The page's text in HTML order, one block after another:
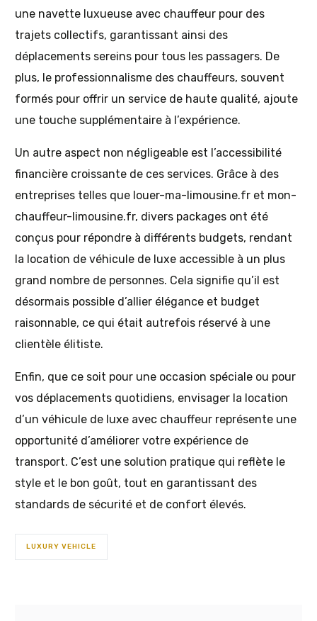
une navette luxueuse avec chauffeur pour des
trajets collectifs, garantissant ainsi des
déplacements sereins pour tous les passagers. De
plus, le professionnalisme des chauffeurs, souvent
formés pour offrir un service de haute qualité, ajoute
une touche supplémentaire à l’expérience.
Un autre aspect non négligeable est l’accessibilité
financière croissante de ces services. Grâce à des
entreprises telles que louer-ma-limousine.fr et mon-
chauffeur-limousine.fr, divers packages ont été
conçus pour répondre à différents budgets, rendant
la location de véhicule de luxe accessible à un plus
grand nombre de personnes. Cela signifie qu’il est
désormais possible d’allier élégance et budget
raisonnable, ce qui était autrefois réservé à une
clientèle élitiste.
Enfin, que ce soit pour une occasion spéciale ou pour
vos déplacements quotidiens, envisager la location
d’un véhicule de luxe avec chauffeur représente une
opportunité d’améliorer votre expérience de
transport. C’est une solution pratique qui reflète le
style et le bon goût, tout en garantissant des
standards de sécurité et de confort élevés.
LUXURY VEHICLE